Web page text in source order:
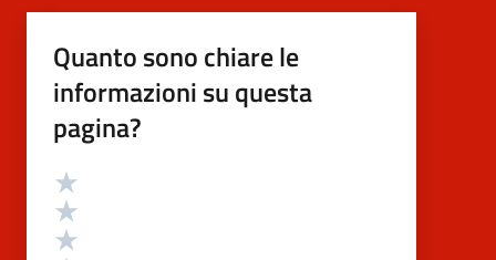
Quanto sono chiare le
informazioni su questa
pagina?
Valutazione